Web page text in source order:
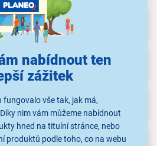
nabídnout ten
zážitek
vše tak, jak má,
nim vám můžeme nabídnout
hned na titulní stránce, nebo
produktů podle toho, co na webu
Popis
Parametry
(4)
stažení(1)